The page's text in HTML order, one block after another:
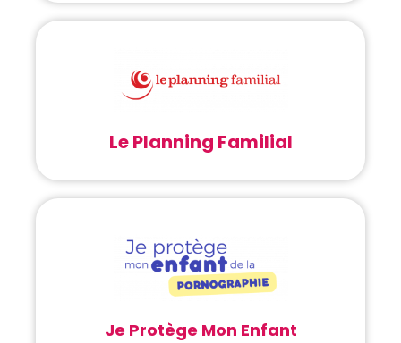
Le Planning Familial
Je Protège Mon Enfant